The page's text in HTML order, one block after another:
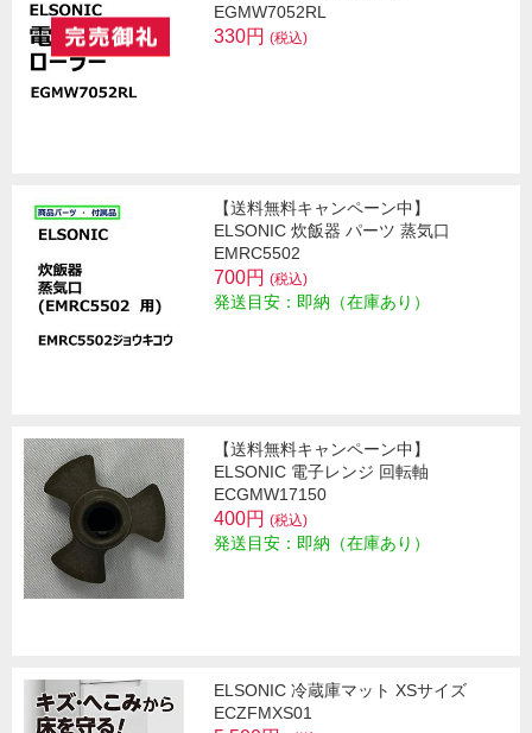
EGMW7052RL
330円 (税込)
【送料無料キャンペーン中】
ELSONIC 炊飯器 パーツ 蒸気口
EMRC5502
700円 (税込)
発送目安：即納（在庫あり）
【送料無料キャンペーン中】
ELSONIC 電子レンジ 回転軸
ECGMW17150
400円 (税込)
発送目安：即納（在庫あり）
ELSONIC 冷蔵庫マット XSサイズ
ECZFMXS01